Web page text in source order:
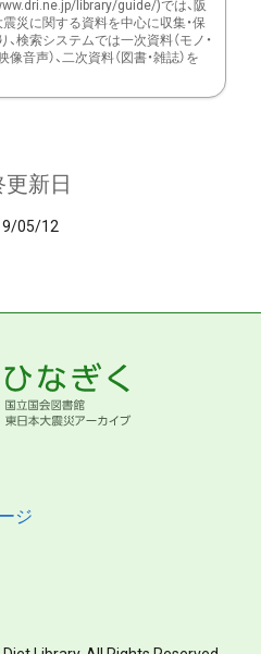
library/guide/)では、阪
震災に関する資料を中心に収集・保
、検索システムでは一次資料（モノ・
像音声）、二次資料（図書・雑誌）を
更新日
05/12
ジ